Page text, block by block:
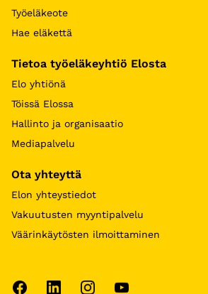
Työeläkeote
Hae eläkettä
Tietoa työeläkeyhtiö Elosta
Elo yhtiönä
Töissä Elossa
Hallinto ja organisaatio
Mediapalvelu
Ota yhteyttä
Elon yhteystiedot
Vakuutusten myyntipalvelu
Väärinkäytösten ilmoittaminen